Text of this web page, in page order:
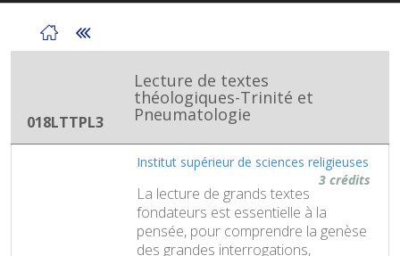
018LTTPL3
Lecture de textes
théologiques-Trinité et
Pneumatologie
Institut supérieur de sciences religieuses
3 crédits
La lecture de grands textes
fondateurs est essentielle à la
pensée, pour comprendre la genèse
des grandes interrogations,